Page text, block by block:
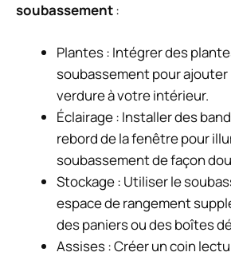
soubassement:
Plantes : Intégrer des
soubassement pour
verdure à votre intérieur.
Éclairage : Installer des
rebord de la fenêtre pour
soubassement de façon
Stockage : Utiliser le
espace de rangement
des paniers ou des boîtes
Assises : Créer un coin